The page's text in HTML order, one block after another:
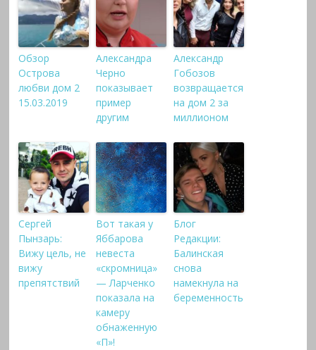
Обзор
Острова
любви дом 2
15.03.2019
Александра
Черно
показывает
пример
другим
Александр
Гобозов
возвращается
на дом 2 за
миллионом
Сергей
Пынзарь:
Вижу цель, не
вижу
препятствий
Вот такая у
Яббарова
невеста
«скромница»
— Ларченко
показала на
камеру
обнаженную
«П»!
Блог
Редакции:
Балинская
снова
намекнула на
беременность